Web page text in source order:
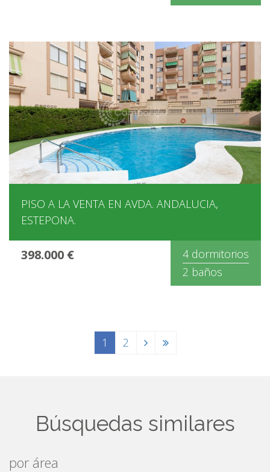
PISO A LA VENTA EN AVDA. ANDALUCIA,
ESTEPONA.
398.000 €
4 dormitorios
2 baños
1 2
Búsquedas similares
por área